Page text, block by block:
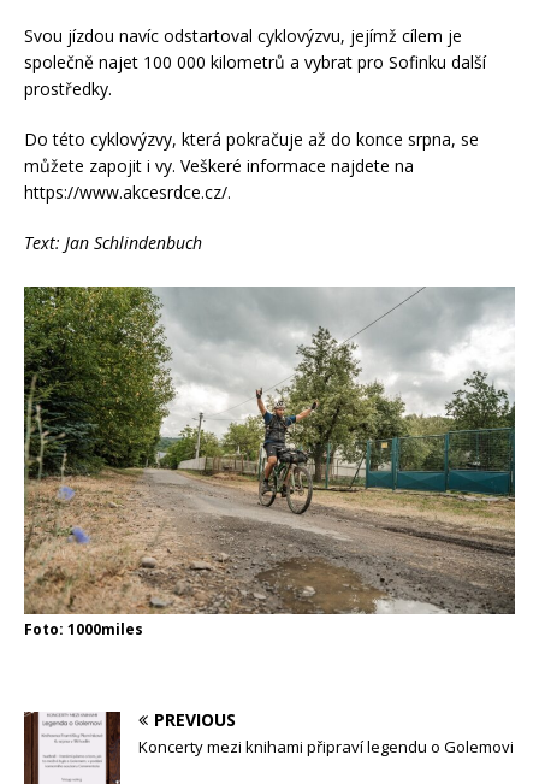
Svou jízdou navíc odstartoval cyklovýzvu, jejímž cílem je
společně najet 100 000 kilometrů a vybrat pro Sofinku další
prostředky.
Do této cyklovýzvy, která pokračuje až do konce srpna, se
můžete zapojit i vy. Veškeré informace najdete na
https://www.akcesrdce.cz/.
Text: Jan Schlindenbuch
Foto: 1000miles
PREVIOUS
Koncerty mezi knihami připraví legendu o Golemovi